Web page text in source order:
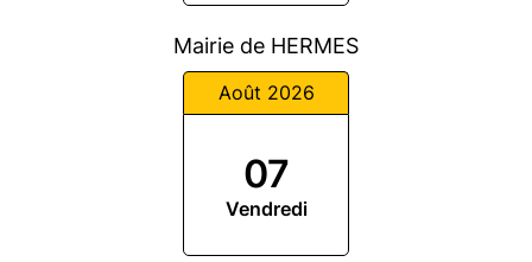
Mairie de HERMES
Août 2026
07
Vendredi